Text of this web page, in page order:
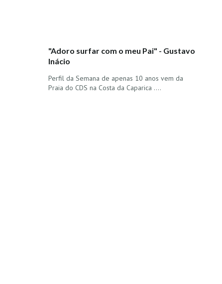
"Adoro surfar com o meu Pai" - Gustavo
Inácio
Perfil da Semana de apenas 10 anos vem da
Praia do CDS na Costa da Caparica ....